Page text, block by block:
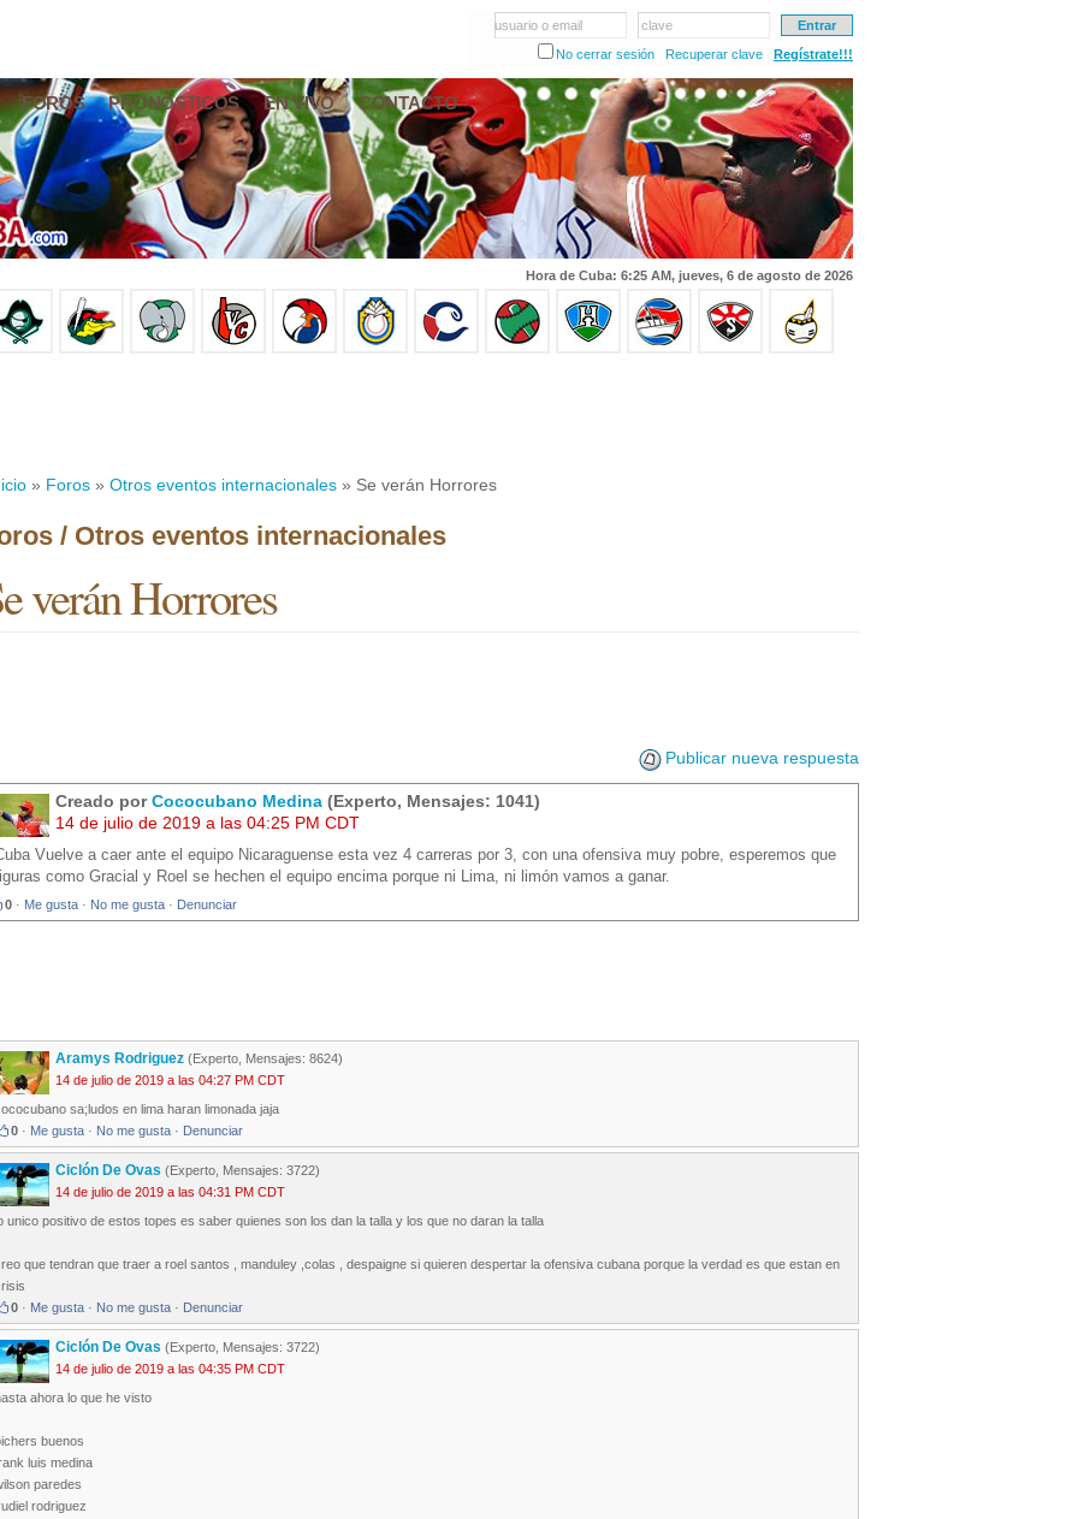
usuario o email
clave
No cerrar sesión
Recuperar clave Regístrate!!!
FOROS PRONÓSTICOS EN VIVO CONTACTO
Hora de Cuba: 6:25 AM, jueves, 6 de agosto de 2026
» Foros » Otros eventos internacionales » Se verán Horrores
/ Otros eventos internacionales
verán Horrores
Publicar nueva respuesta
Creado porCococubano Medina (Experto, Mensajes: 1041)
14 de julio de 2019 a las 04:25 PM CDT
Vuelve a caer ante el equipo Nicaraguense esta vez 4 carreras por 3, con una ofensiva muy pobre, esperemos que
como Gracial y Roel se hechen el equipo encima porque ni Lima, ni limón vamos a ganar.
0 · Me gusta · No me gusta · Denunciar
Aramys Rodriguez (Experto, Mensajes: 8624)
14 de julio de 2019 a las 04:27 PM CDT
sa;ludos en lima haran limonada jaja
0 · Me gusta · No me gusta · Denunciar
Ciclón De Ovas (Experto, Mensajes: 3722)
14 de julio de 2019 a las 04:31 PM CDT
unico positivo de estos topes es saber quienes son los dan la talla y los que no daran la talla
que tendran que traer a roel santos , manduley ,colas , despaigne si quieren despertar la ofensiva cubana porque la verdad es que estan en
0 · Me gusta · No me gusta · Denunciar
Ciclón De Ovas (Experto, Mensajes: 3722)
14 de julio de 2019 a las 04:35 PM CDT
ahora lo que he visto
buenos
luis medina
paredes
rodriguez